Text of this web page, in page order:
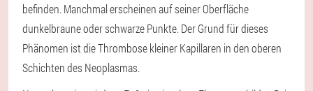
befinden. Manchmal erscheinen auf seiner Oberfläche
dunkelbraune oder schwarze Punkte. Der Grund für dieses
Phänomen ist die Thrombose kleiner Kapillaren in den oberen
Schichten des Neoplasmas.